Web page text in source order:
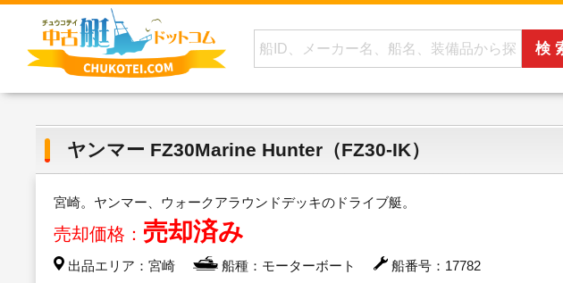
ヤンマー FZ30Marine Hunter（FZ30-IK）
宮崎。ヤンマー、ウォークアラウンドデッキのドライブ艇。
売却価格： 売却済み
出品エリア：宮崎 船種：モーターボート 船番号：17782